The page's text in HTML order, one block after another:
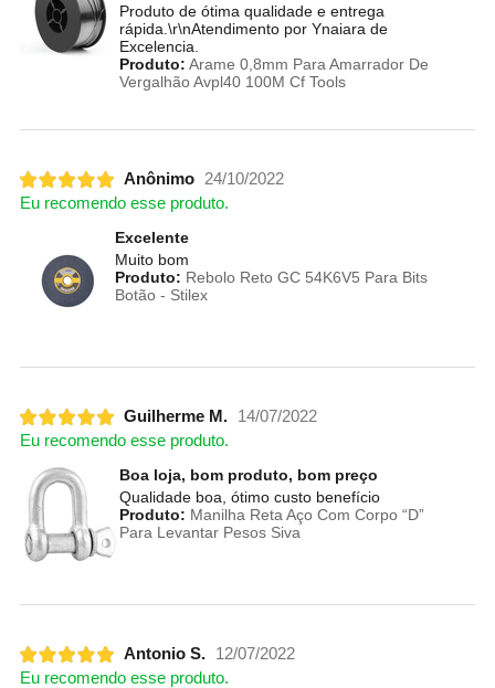
Produto de ótima qualidade e entrega
rápida.\r\nAtendimento por Ynaiara de
Excelencia.
Produto: Arame 0,8mm Para Amarrador De
Vergalhão Avpl40 100M Cf Tools
Anônimo 24/10/2022
Eu recomendo esse produto.
Excelente
Muito bom
Produto: Rebolo Reto GC 54K6V5 Para Bits
Botão - Stilex
Guilherme M.
14/07/2022
Eu recomendo esse produto.
Boa loja, bom produto, bom preço
Qualidade boa, ótimo custo benefício
Produto: Manilha Reta Aço Com Corpo “D”
Para Levantar Pesos Siva
Antonio S.
12/07/2022
Eu recomendo esse produto.